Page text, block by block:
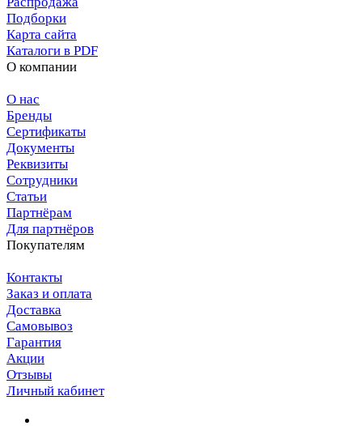
Подборки
Карта сайта
Каталоги в PDF
О компании
О нас
Бренды
Сертификаты
Документы
Реквизиты
Сотрудники
Статьи
Партнёрам
Для партнёров
Покупателям
Контакты
Заказ и оплата
Доставка
Самовывоз
Гарантия
Акции
Отзывы
Личный кабинет